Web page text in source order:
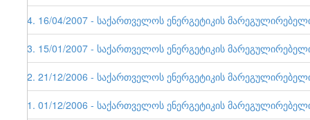
14. 16/04/2007 - საქართველოს ენერგეტიკის
13. 15/01/2007 - საქართველოს ენერგეტიკის
12. 21/12/2006 - საქართველოს ენერგეტიკის
11. 01/12/2006 - საქართველოს ენერგეტიკის